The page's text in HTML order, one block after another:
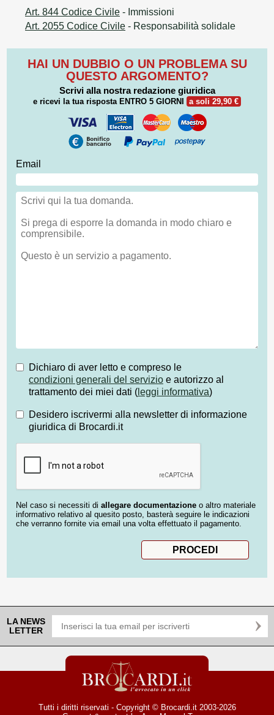
Art. 844 Codice Civile - Immissioni
Art. 2055 Codice Civile - Responsabilità solidale
HAI UN DUBBIO O UN PROBLEMA SU
QUESTO ARGOMENTO?
Scrivi alla nostra redazione giuridica
e ricevi la tua risposta ENTRO 5 GIORNI a soli 29,90 €
Email
Dichiaro di aver letto e compreso le
condizioni generali del servizio e autorizzo al
trattamento dei miei dati ( leggi informativa)
Desidero iscrivermi alla newsletter di informazione
giuridica di Brocardi.it
Nel caso si necessiti di allegare documentazione o altro materiale
informativo relativo al quesito posto, basterà seguire le indicazioni
che verranno fornite via email una volta effettuato il pagamento.
LA NEWS
LETTER
Tutti i diritti riservati - Copyright © Brocardi.it 2003-2026